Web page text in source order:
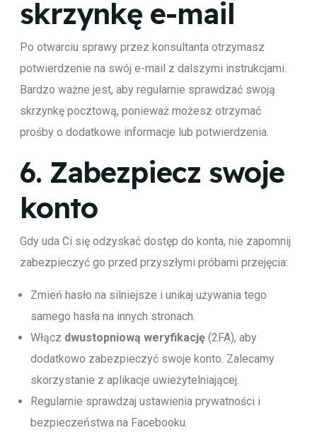
skrzynkę e-mail
Po otwarciu sprawy przez konsultanta otrzymasz
potwierdzenie na swój e-mail z dalszymi instrukcjami.
Bardzo ważne jest, aby regularnie sprawdzać swoją
skrzynkę pocztową, ponieważ możesz otrzymać
prośby o dodatkowe informacje lub potwierdzenia.
6. Zabezpiecz swoje
konto
Gdy uda Ci się odzyskać dostęp do konta, nie zapomnij
zabezpieczyć go przed przyszłymi próbami przejęcia:
Zmień hasło na silniejsze i unikaj używania tego
samego hasła na innych stronach.
Włącz dwustopniową weryfikację (2FA), aby
dodatkowo zabezpieczyć swoje konto. Zalecamy
skorzystanie z aplikacje uwieżytelniającej.
Regularnie sprawdzaj ustawienia prywatności i
bezpieczeństwa na Facebooku.